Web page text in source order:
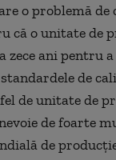
o problemă de
că o unitate de
zece ani pentru
de
de unitate de
de foarte
de